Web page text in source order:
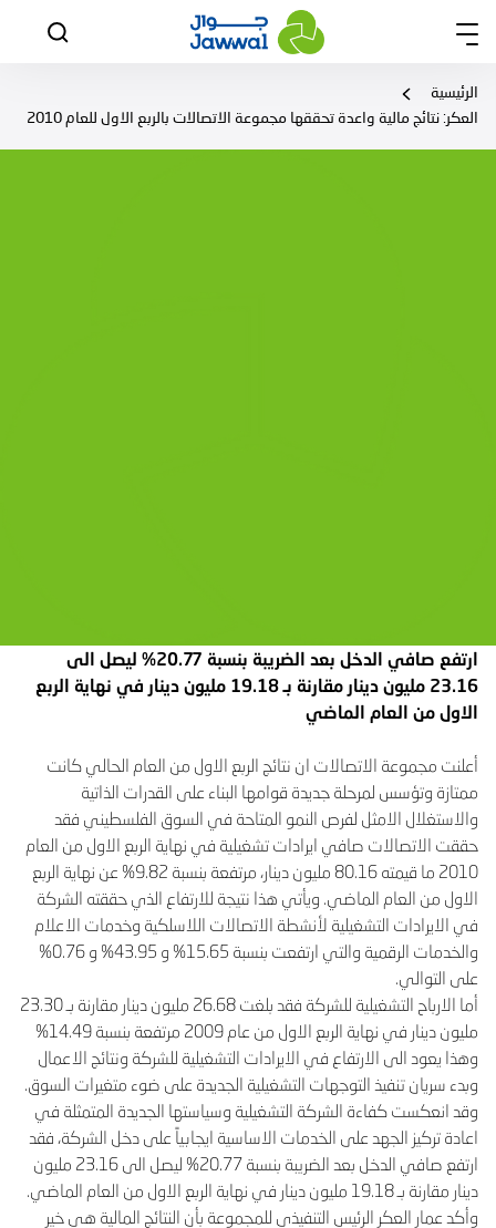
الرئيسية
العكر: نتائج مالية واعدة تحققها مجموعة الاتصالات بالربع الاول للعام 2010
ارتفع صافي الدخل بعد الضريبة بنسبة 20.77% ليصل الى
23.16 مليون دينار مقارنة بـ 19.18 مليون دينار في نهاية الربع
الاول من العام الماضي
أعلنت مجموعة الاتصالات ان نتائج الربع الاول من العام الحالي كانت
ممتازة وتؤسس لمرحلة جديدة قوامها البناء على القدرات الذاتية
والاستغلال الامثل لفرص النمو المتاحة في السوق الفلسطيني فقد
حققت الاتصالات صافي ايرادات تشغيلية في نهاية الربع الاول من العام
2010 ما قيمته 80.16 مليون دينار، مرتفعة بنسبة 9.82% عن نهاية الربع
الاول من العام الماضي. ويأتي هذا نتيجة للارتفاع الذي حققته الشركة
في الايرادات التشغيلية لأنشطة الاتصالات اللاسلكية وخدمات الاعلام
والخدمات الرقمية والتي ارتفعت بنسبة 15.65% و 43.95% و 0.76%
على التوالي.
أما الارباح التشغيلية للشركة فقد بلغت 26.68 مليون دينار مقارنة بـ 23.30
مليون دينار في نهاية الربع الاول من عام 2009 مرتفعة بنسبة 14.49%
وهذا يعود الى الارتفاع في الايرادات التشغيلية للشركة ونتائج الاعمال
وبدء سريان تنفيذ التوجهات التشغيلية الجديدة على ضوء متغيرات السوق.
وقد انعكست كفاءة الشركة التشغيلية وسياستها الجديدة المتمثلة في
اعادة تركيز الجهد على الخدمات الاساسية ايجابياً على دخل الشركة، فقد
ارتفع صافي الدخل بعد الضريبة بنسبة 20.77% ليصل الى 23.16 مليون
دينار مقارنة بـ 19.18 مليون دينار في نهاية الربع الاول من العام الماضي.
وأكد عمار العكر الرئيس التنفيذي للمجموعة بأن النتائج المالية هي خير